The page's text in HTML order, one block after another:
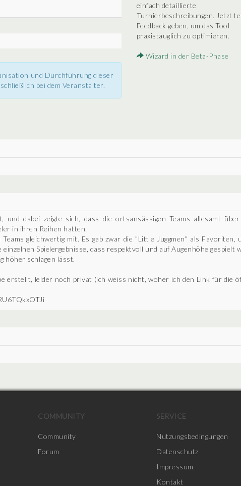
einfach detaillierte
Turnierbeschreibungen. Jetzt
Feedback geben, um das Tool
praxistauglich zu optimieren.
Wizard in der Beta-Phase
und Durchführung dieser
bei dem Veranstalter.
dabei zeigte sich, dass die ortsansässigen Teams allesamt über
in ihren Reihen hatten.
gleichwertig mit. Es gab zwar die "Little Juggmen" als Favoriten,
Spielergebnisse, dass respektvoll und auf Augenhöhe gespielt
höher schlagen lässt.
erstellt, leider noch privat (ich weiss nicht, woher ich den Link für die
COMMUNITY
Community
Forum
SERVICE
Nutzungsbedingungen
Datenschutz
Impressum
Kontakt